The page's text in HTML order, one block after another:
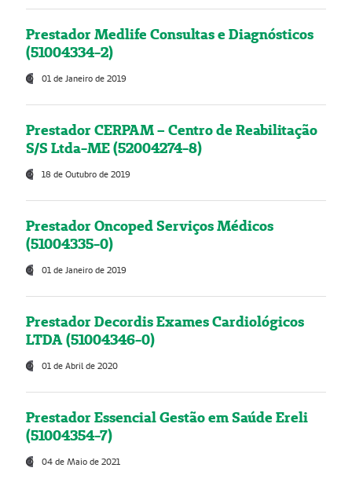
Prestador Medlife Consultas e Diagnósticos
(51004334-2)
01 de Janeiro de 2019
Prestador CERPAM – Centro de Reabilitação
S/S Ltda-ME (52004274-8)
18 de Outubro de 2019
Prestador Oncoped Serviços Médicos
(51004335-0)
01 de Janeiro de 2019
Prestador Decordis Exames Cardiológicos
LTDA (51004346-0)
01 de Abril de 2020
Prestador Essencial Gestão em Saúde Ereli
(51004354-7)
04 de Maio de 2021